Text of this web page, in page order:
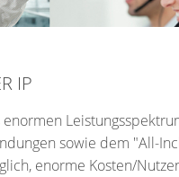
IP
sowie dem "All-
enorme Kosten/